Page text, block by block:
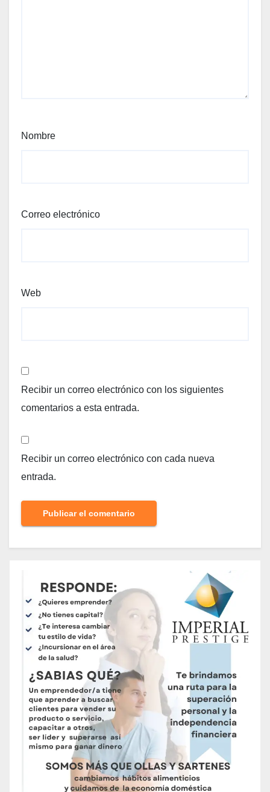
Nombre
Correo electrónico
Web
Recibir un correo electrónico con los siguientes
comentarios a esta entrada.
Recibir un correo electrónico con cada nueva
entrada.